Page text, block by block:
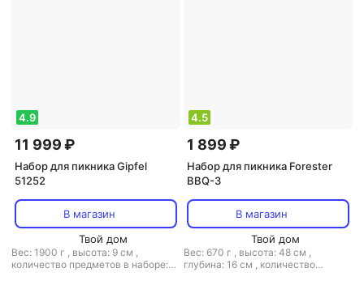
4.9
11 999 ₽
Набор для пикника Gipfel
51252
В магазин
Твой дом
Вес: 1900 г , высота: 9 см ,
количество предметов в наборе:
4.5
1 899 ₽
Набор для пикника Forester
BBQ-3
В магазин
Твой дом
Вес: 670 г , высота: 48 см ,
глубина: 16 см , количество